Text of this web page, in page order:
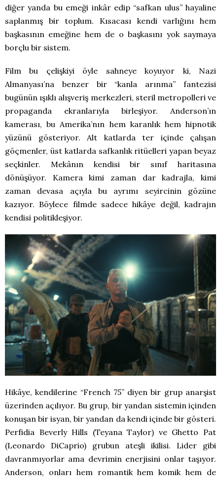
diğer yanda bu emeği inkâr edip “safkan ulus” hayaline
saplanmış bir toplum. Kısacası kendi varlığını hem
başkasının emeğine hem de o başkasını yok saymaya
borçlu bir sistem.
Film bu çelişkiyi öyle sahneye koyuyor ki, Nazi
Almanyası’na benzer bir “kanla arınma” fantezisi
bugünün ışıklı alışveriş merkezleri, steril metropolleri ve
propaganda ekranlarıyla birleşiyor. Anderson’ın
kamerası, bu Amerika’nın hem karanlık hem hipnotik
yüzünü gösteriyor. Alt katlarda ter içinde çalışan
göçmenler, üst katlarda safkanlık ritüelleri yapan beyaz
seçkinler. Mekânın kendisi bir sınıf haritasına
dönüşüyor. Kamera kimi zaman dar kadrajla, kimi
zaman devasa açıyla bu ayrımı seyircinin gözüne
kazıyor. Böylece filmde sadece hikâye değil, kadrajın
kendisi politikleşiyor.
Hikâye, kendilerine “French 75” diyen bir grup anarşist
üzerinden açılıyor. Bu grup, bir yandan sistemin içinden
konuşan bir isyan, bir yandan da kendi içinde bir gösteri.
Perfidia Beverly Hills (Teyana Taylor) ve Ghetto Pat
(Leonardo DiCaprio) grubun ateşli ikilisi. Lider gibi
davranmıyorlar ama devrimin enerjisini onlar taşıyor.
Anderson, onları hem romantik hem komik hem de